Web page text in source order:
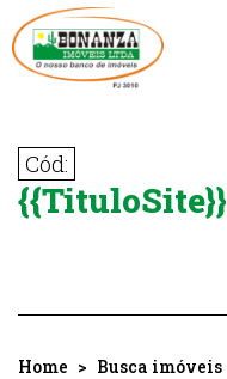
Cód:
{{TituloSite}}
Home Busca imóveis